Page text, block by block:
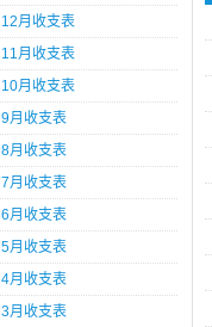
12月收支表
11月收支表
10月收支表
9月收支表
8月收支表
7月收支表
6月收支表
5月收支表
4月收支表
3月收支表